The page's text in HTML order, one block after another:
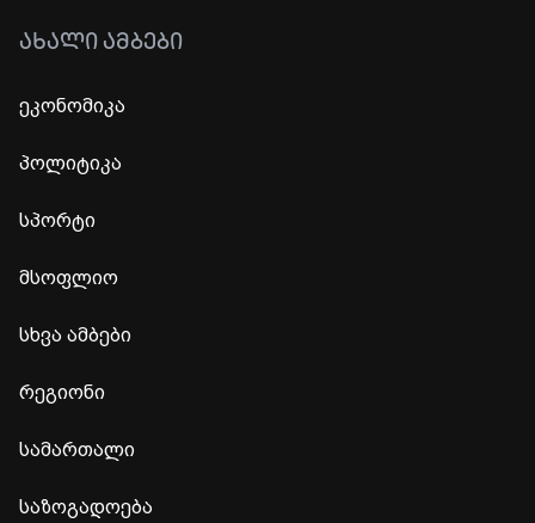
ᲐᲮᲐᲚᲘ ᲐᲛᲑᲔᲑᲘ
ეკონომიკა
პოლიტიკა
სპორტი
მსოფლიო
სხვა ამბები
რეგიონი
სამართალი
საზოგადოება